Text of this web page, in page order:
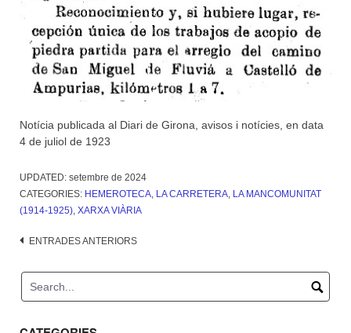
Notícia publicada al Diari de Girona, avisos i notícies, en data
4 de juliol de 1923
UPDATED: setembre de 2024
CATEGORIES: HEMEROTECA LA CARRETERA LA MANCOMUNITAT
(1914-1925) XARXA VIÀRIA
Navegació
ENTRADES ANTERIORS